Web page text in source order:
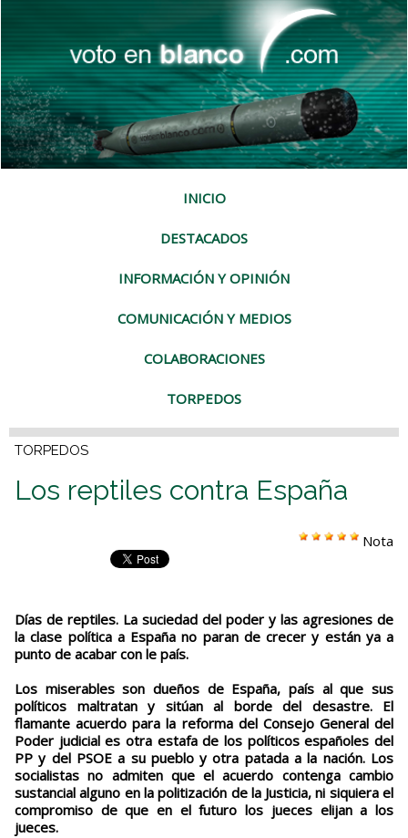
INICIO
DESTACADOS
INFORMACIÓN Y OPINIÓN
COMUNICACIÓN Y MEDIOS
COLABORACIONES
TORPEDOS
TORPEDOS
Los reptiles contra España
Nota
Días de reptiles. La suciedad del poder y las agresiones de
la clase política a España no paran de crecer y están ya a
punto de acabar con le país.
Los miserables son dueños de España, país al que sus
políticos maltratan y sitúan al borde del desastre. El
flamante acuerdo para la reforma del Consejo General del
Poder judicial es otra estafa de los políticos españoles del
PP y del PSOE a su pueblo y otra patada a la nación. Los
socialistas no admiten que el acuerdo contenga cambio
sustancial alguno en la politización de la Justicia, ni siquiera el
compromiso de que en el futuro los jueces elijan a los
jueces.